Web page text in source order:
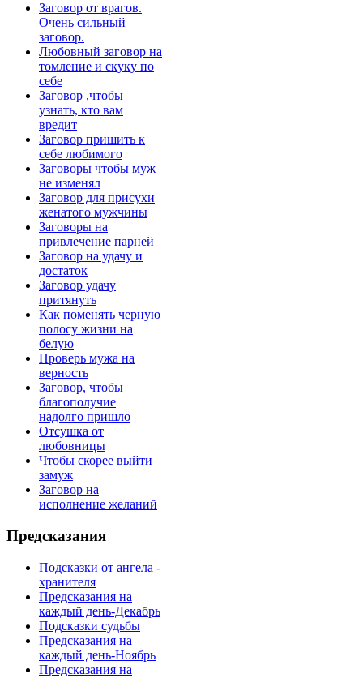
Заговор от врагов.
Очень сильный
заговор.
Любовный заговор на
томление и скуку по
себе
Заговор ,чтобы
узнать, кто вам
вредит
Заговор пришить к
себе любимого
Заговоры чтобы муж
не изменял
Заговор для присухи
женатого мужчины
Заговоры на
привлечение парней
Заговор на удачу и
достаток
Заговор удачу
притянуть
Как поменять черную
полосу жизни на
белую
Проверь мужа на
верность
Заговор, чтобы
благополучие
надолго пришло
Отсушка от
любовницы
Чтобы скорее выйти
замуж
Заговор на
исполнение желаний
Предсказания
Подсказки от ангела -
хранителя
Предсказания на
каждый день-Декабрь
Подсказки судьбы
Предсказания на
каждый день-Ноябрь
Предсказания на